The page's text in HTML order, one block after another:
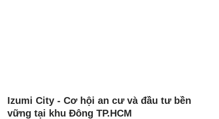
Izumi City - Cơ hội an cư và đầu tư bền
vững tại khu Đông TP.HCM